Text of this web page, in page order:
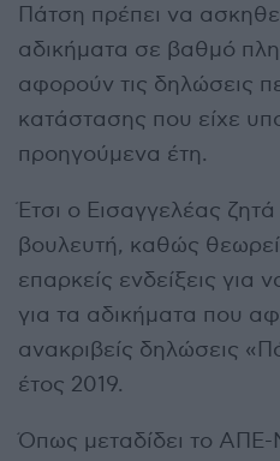
Πάτση πρέπει να
αδικήματα σε βαθμό
αφορούν τις δηλώσεις
κατάστασης που είχε
προηγούμενα έτη.
Έτσι ο Εισαγγελέας
βουλευτή, καθώς
επαρκείς ενδείξεις για
για τα αδικήματα που
ανακριβείς δηλώσεις
έτος 2019.
Όπως μεταδίδει το